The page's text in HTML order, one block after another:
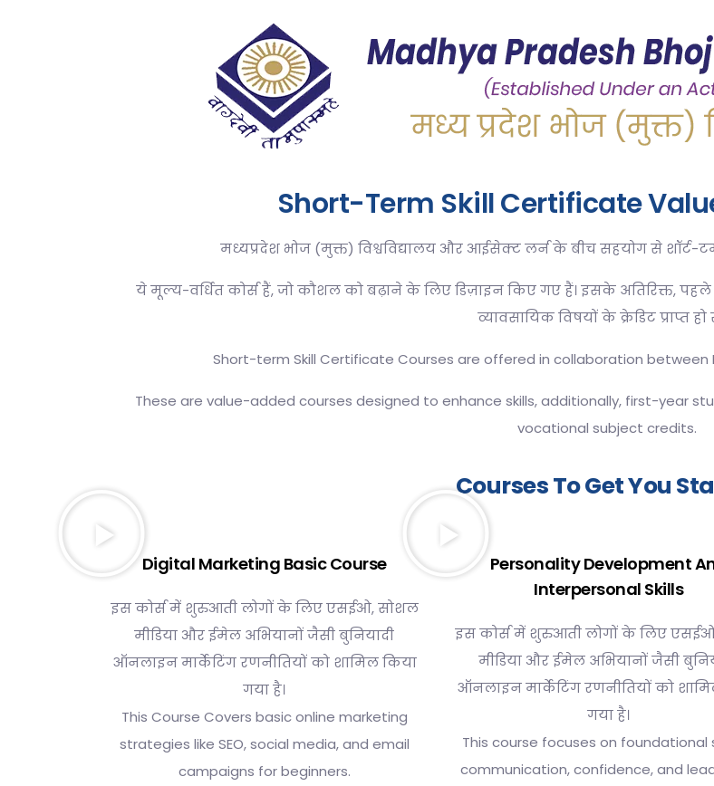
Short-Term Skill Certificate
मध्यप्रदेश भोज (मुक्त) विश्वविद्यालय और आईसेक्ट लर्न के बीच सहयोग से शॉर्ट-
ये मूल्य-वर्धित कोर्स हैं, जो कौशल को बढ़ाने के लिए डिज़ाइन किए गए हैं। इसके अतिरिक्त, पहले
व्यावसायिक विषयों के क्रेडिट प्राप्त
Short-term Skill Certificate Courses are offered in collaboration between
These are value-added courses designed to enhance skills, additionally, first-year
vocational subject credits.
Courses To Get You
Digital Marketing Basic Course
इस कोर्स में शुरुआती लोगों के लिए एसईओ, सोशल
मीडिया और ईमेल अभियानों जैसी बुनियादी
ऑनलाइन मार्केटिंग रणनीतियों को शामिल किया
गया है।
This Course Covers basic online marketing
strategies like SEO, social media, and email
campaigns for beginners.
Personality Development
Interpersonal Skills
इस कोर्स में शुरुआती लोगों के लिए
मीडिया और ईमेल अभियानों जैसी
ऑनलाइन मार्केटिंग रणनीतियों को
गया है।
This course focuses on foundational
communication, confidence, and